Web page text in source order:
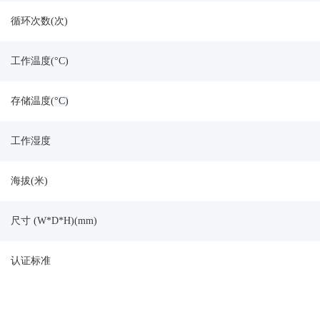
循环次数(次)
工作温度(°C)
存储温度(°C)
工作湿度
海拔(米)
尺寸 (W*D*H)(mm)
认证标准